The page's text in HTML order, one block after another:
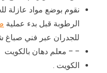
نقوم بوضع مواد عازلة
الرطوبة قبل بدء عملية
للجدران عبر فني صباغ
– – معلم دهان بالكويت
الكويت .